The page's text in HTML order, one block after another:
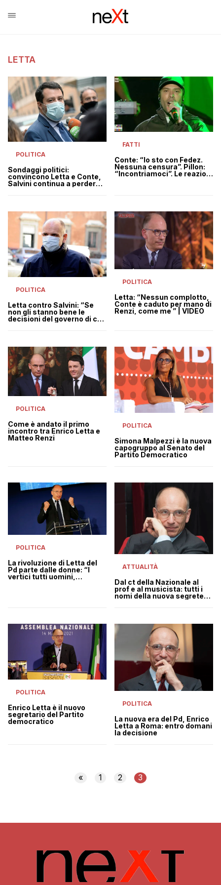
LETTA
POLITICA
Sondaggi politici:
convincono Letta e Conte,
Salvini continua a perdere
FATTI
Conte: “Io sto con Fedez.
Nessuna censura”. Pillon:
“Incontriamoci”. Le reazioni
POLITICA
Letta contro Salvini: “Se
non gli stanno bene le
decisioni del governo di cui
POLITICA
Letta: “Nessun complotto,
Conte è caduto per mano di
Renzi, come me ” | VIDEO
POLITICA
Come è andato il primo
incontro tra Enrico Letta e
Matteo Renzi
POLITICA
Simona Malpezzi è la nuova
capogruppo al Senato del
Partito Democratico
POLITICA
La rivoluzione di Letta del
Pd parte dalle donne: “I
vertici tutti uomini,
ATTUALITÀ
Dal ct della Nazionale al
prof e al musicista: tutti i
nomi della nuova segreteria
POLITICA
Enrico Letta è il nuovo
segretario del Partito
democratico
POLITICA
La nuova era del Pd, Enrico
Letta a Roma: entro domani
la decisione
« 1 2 3